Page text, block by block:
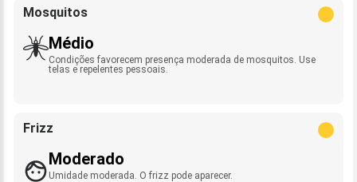
Mosquitos
Médio
Condições favorecem presença moderada de mosquitos. Use
telas e repelentes pessoais.
Frizz
Moderado
Umidade moderada. O frizz pode aparecer.